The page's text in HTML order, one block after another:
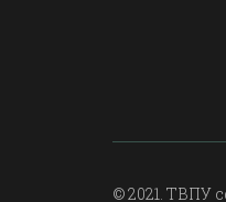
© 2021. ТВПУ